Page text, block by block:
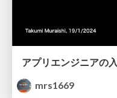
アプリエンジニアの
mrs1669